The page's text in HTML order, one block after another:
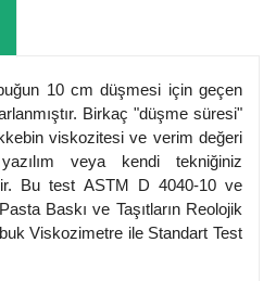
10 cm düşmesi için geçen
Birkaç "düşme süresi"
viskozitesi ve verim değeri
veya kendi tekniğiniz
Bu test ASTM D 4040-10 ve
Baskı ve Taşıtların Reolojik
Viskozimetre ile Standart Test